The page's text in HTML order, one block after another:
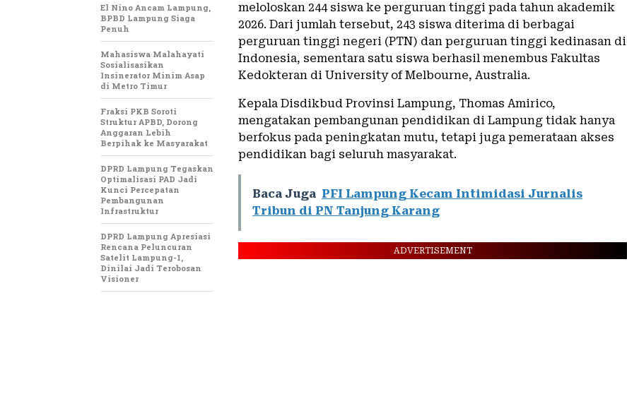
meloloskan 244 siswa ke perguruan tinggi pada tahun akademik
2026. Dari jumlah tersebut, 243 siswa diterima di berbagai
perguruan tinggi negeri (PTN) dan perguruan tinggi kedinasan di
Indonesia, sementara satu siswa berhasil menembus Fakultas
Kedokteran di University of Melbourne, Australia.
Kepala Disdikbud Provinsi Lampung, Thomas Amirico,
mengatakan pembangunan pendidikan di Lampung tidak hanya
berfokus pada peningkatan mutu, tetapi juga pemerataan akses
pendidikan bagi seluruh masyarakat.
Baca Juga PFI Lampung Kecam Intimidasi Jurnalis
Tribun di PN Tanjung Karang
ADVERTISEMENT
El Nino Ancam Lampung,
BPBD Lampung Siaga
Penuh
Mahasiswa Malahayati
Sosialisasikan
Insinerator Minim Asap
di Metro Timur
Fraksi PKB Soroti
Struktur APBD, Dorong
Anggaran Lebih
Berpihak ke Masyarakat
DPRD Lampung Tegaskan
Optimalisasi PAD Jadi
Kunci Percepatan
Pembangunan
Infrastruktur
DPRD Lampung Apresiasi
Rencana Peluncuran
Satelit Lampung-1,
Dinilai Jadi Terobosan
Visioner